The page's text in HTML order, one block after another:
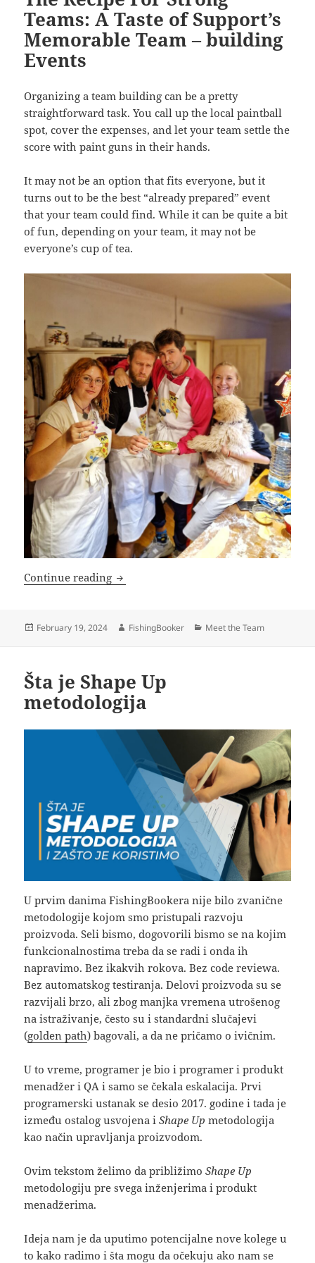
Teams: A Taste of Support’s
Memorable Team – building
Events
Organizing a team building can be a pretty
straightforward task. You call up the local paintball
spot, cover the expenses, and let your team settle the
score with paint guns in their hands.
It may not be an option that fits everyone, but it
turns out to be the best “already prepared” event
that your team could find. While it can be quite a bit
of fun, depending on your team, it may not be
everyone’s cup of tea.
Continue reading The Recipe For Strong Teams: A Taste
Posted
February 19, 2024 Author
FishingBooker Categories
Meet the Team
Šta je Shape Up
metodologija
U prvim danima FishingBookera nije bilo zvanične
metodologije kojom smo pristupali razvoju
proizvoda. Seli bismo, dogovorili bismo se na kojim
funkcionalnostima treba da se radi i onda ih
napravimo. Bez ikakvih rokova. Bez code reviewa.
Bez automatskog testiranja. Delovi proizvoda su se
razvijali brzo, ali zbog manjka vremena utrošenog
na istraživanje, često su i standardni slučajevi
(golden path) bagovali, a da ne pričamo o ivičnim.
U to vreme, programer je bio i programer i produkt
menadžer i QA i samo se čekala eskalacija. Prvi
programerski ustanak se desio 2017. godine i tada je
između ostalog usvojena iShape Up metodologija
kao način upravljanja proizvodom.
Ovim tekstom želimo da približimoShape Up
metodologiju pre svega inženjerima i produkt
menadžerima.
Ideja nam je da uputimo potencijalne nove kolege u
to kako radimo i šta mogu da očekuju ako nam se